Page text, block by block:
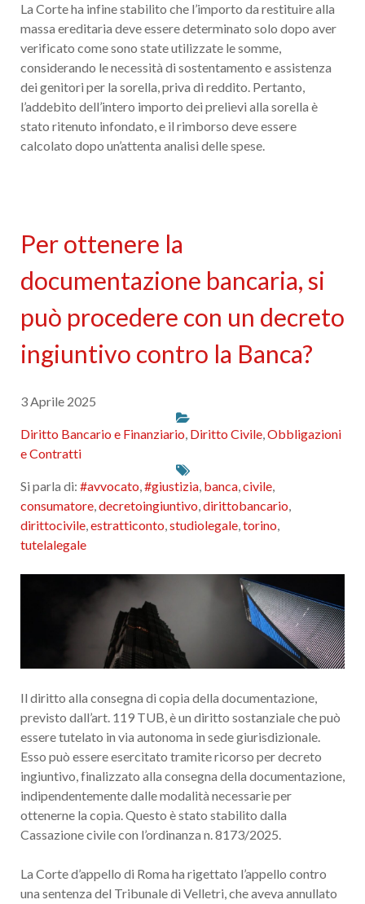
La Corte ha infine stabilito che l’importo da restituire alla
massa ereditaria deve essere determinato solo dopo aver
verificato come sono state utilizzate le somme,
considerando le necessità di sostentamento e assistenza
dei genitori per la sorella, priva di reddito. Pertanto,
l’addebito dell’intero importo dei prelievi alla sorella è
stato ritenuto infondato, e il rimborso deve essere
calcolato dopo un’attenta analisi delle spese.
Per ottenere la
documentazione bancaria, si
può procedere con un decreto
ingiuntivo contro la Banca?
3 Aprile 2025
Diritto Bancario e Finanziario, Diritto Civile,Obbligazioni
e Contratti
Si parla di: #avvocato,#giustizia, banca,civile,
consumatore,decretoingiuntivo,dirittobancario,
dirittocivile,estratticonto,studiolegale,torino,
tutelalegale
Il diritto alla consegna di copia della documentazione,
previsto dall’art. 119 TUB, è un diritto sostanziale che può
essere tutelato in via autonoma in sede giurisdizionale.
Esso può essere esercitato tramite ricorso per decreto
ingiuntivo, finalizzato alla consegna della documentazione,
indipendentemente dalle modalità necessarie per
ottenerne la copia. Questo è stato stabilito dalla
Cassazione civile con l’ordinanza n. 8173/2025.
La Corte d’appello di Roma ha rigettato l’appello contro
una sentenza del Tribunale di Velletri, che aveva annullato